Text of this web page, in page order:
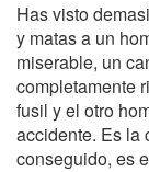
Has visto
y matas a un
miserable, un
completamente
fusil y el otro
accidente. Es la
conseguido, es